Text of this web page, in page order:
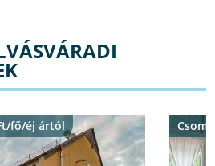
fő/éj ártól